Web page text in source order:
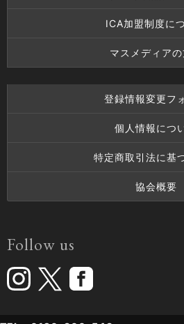
ICA加盟制度に
マスメディア
登録情報変更フ
個人情報につ
特定商取引法に基
協会概要
Follow us